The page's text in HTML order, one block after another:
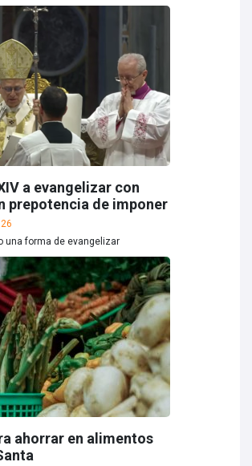
a evangelizar con
prepotencia de imponer
una forma de evangelizar
ahorrar en alimentos